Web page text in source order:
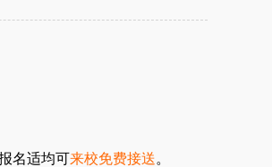
名适均可来校免费接送。